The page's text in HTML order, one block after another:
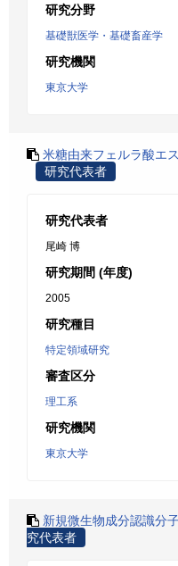
研究分野
基礎獣医学・基礎畜産学
研究機関
東京大学
米糖由来フェルラ酸エ
研究代表者
研究代表者
尾崎 博
研究期間 (年度)
2005
研究種目
特定領域研究
審査区分
理工系
研究機関
東京大学
新規微生物成分認識分
究代表者